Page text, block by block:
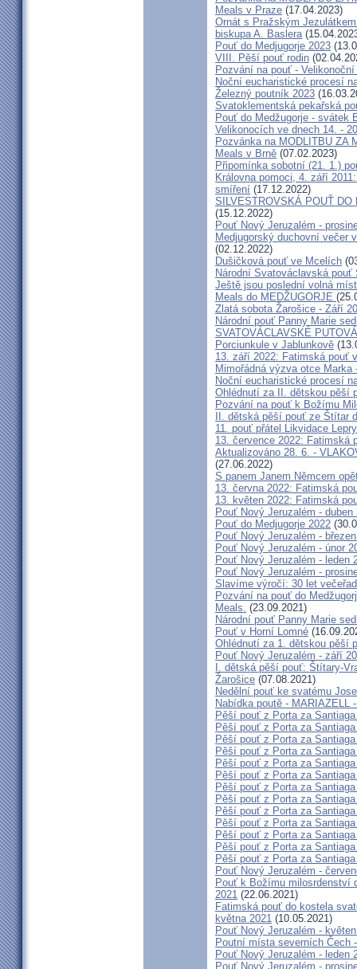
Meals v Praze (17.04.2023)
Ornát s Pražským
biskupa A. Baslera
Pouť do Medjugorje 2023
VIII. Pěší pouť rodin
Pozvání na pouť -
Noční eucharistické procesí
Železný poutník 2023
Svatoklementská pekařská
Pouť do Medžugorje - svátek
Velikonocích ve dnech 14. -
Pozvánka na MODLITBU ZA
Meals v Brně (07.02.2023)
Připomínka sobotní (21. 1.)
Královna pomoci, 4. září
smíření (17.12.2022)
SILVESTROVSKÁ POUŤ DO
(15.12.2022)
Pouť Nový Jeruzalém -
Medjugorský duchovní večer
(02.12.2022)
Dušičková pouť ve Mcelích
Národní Svatováclavská pouť
Ještě jsou poslední volná
Meals do MEDŽUGORJE
Zlatá sobota Žarošice - Září
Národní pouť Panny Marie
SVATOVÁCLAVSKÉ
Porciunkule v Jablunkově
13. září 2022: Fatimská pouť
Mimořádná výzva otce
Noční eucharistické procesí
Ohlédnutí za II. dětskou pěší
Pozvání na pouť k Božímu
II. dětská pěší pouť ze Štítar
11. pouť přátel Likvidace Lepry
13. července 2022: Fatimská
Aktualizováno 28. 6. -
(27.06.2022)
S panem Janem Němcem
13. června 2022: Fatimská
13. květen 2022: Fatimská
Pouť Nový Jeruzalém - duben
Pouť do Medjugorje 2022
Pouť Nový Jeruzalém -
Pouť Nový Jeruzalém - únor
Pouť Nový Jeruzalém - leden
Pouť Nový Jeruzalém -
Slavíme výročí: 30 let
Pozvání na pouť do
Meals. (23.09.2021)
Národní pouť Panny Marie
Pouť v Horní Lomné
Ohlédnutí za 1. dětskou pěší
Pouť Nový Jeruzalém - září
I. dětská pěší pouť: Štítary-
Žarošice (07.08.2021)
Nedělní pouť ke svatému
Nabídka poutě - MARIAZELL
Pěší pouť z Porta za
Pěší pouť z Porta za
Pěší pouť z Porta za
Pěší pouť z Porta za
Pěší pouť z Porta za
Pěší pouť z Porta za
Pěší pouť z Porta za
Pěší pouť z Porta za
Pěší pouť z Porta za
Pěší pouť z Porta za
Pěší pouť z Porta za
Pěší pouť z Porta za
Pěší pouť z Porta za
Pouť Nový Jeruzalém -
Pouť k Božímu milosrdenství
2021 (22.06.2021)
Fatimská pouť do kostela
května 2021 (10.05.2021)
Pouť Nový Jeruzalém -
Poutní místa severních Čech
Pouť Nový Jeruzalém - leden
Pouť Nový Jeruzalém -